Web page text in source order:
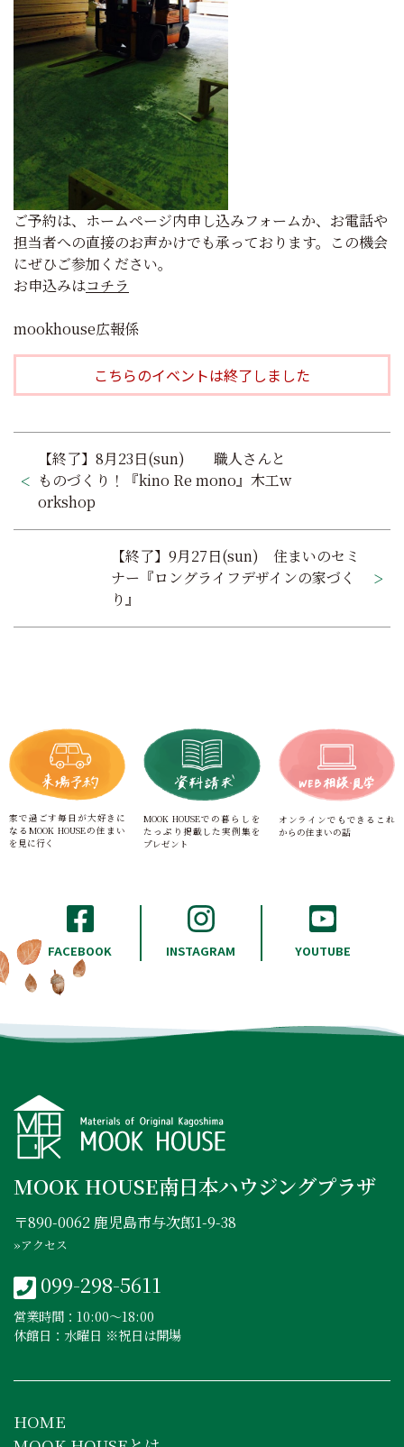
ご予約は、ホームページ内申し込みフォームか、お電話や
担当者への直接のお声かけでも承っております。この機会
にぜひご参加ください。
お申込みはコチラ
mookhouse広報係
こちらのイベントは終了しました
稿
ナ
ー
ン
【終了】8月23日(sun) 職人さんと
ものづくり！『kino Re mono』木工w
orkshop
【終了】9月27日(sun) 住まいのセミ
ナー『ロングライフデザインの家づく
り』
家で過ごす毎日が大好きに
なるMOOK HOUSEの住まい
を見に行く
MOOK HOUSEでの暮らしを
たっぷり 掲載した実例集を
プレゼント
オンラインでもできる これ
からの住まいの話
FACEBOOK INSTAGRAM YOUTUBE
MOOK HOUSE南日本ハウジングプラザ
〒890-0062 鹿児島市与次郎1-9-38
»アクセス
099-298-5611
営業時間：10:00〜18:00
休館日：水曜日 ※祝日は開場
HOME